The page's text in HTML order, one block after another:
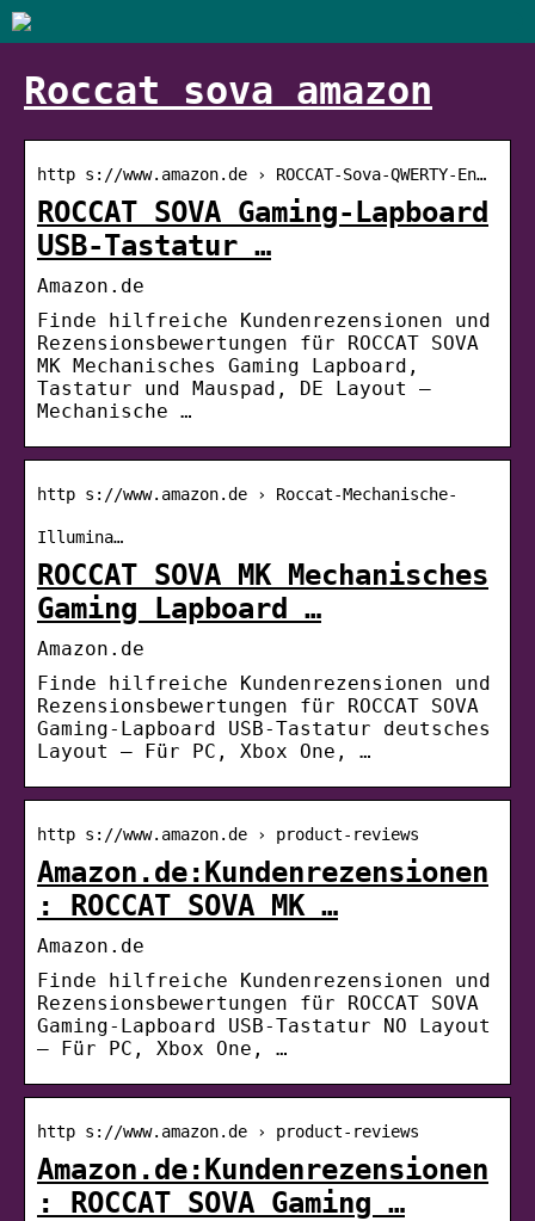
Roccat sova amazon
http s://www.amazon.de › ROCCAT-Sova-QWERTY-En…
ROCCAT SOVA Gaming-Lapboard
USB-Tastatur …
Amazon.de
Finde hilfreiche Kundenrezensionen und
Rezensionsbewertungen für ROCCAT SOVA
MK Mechanisches Gaming Lapboard,
Tastatur und Mauspad, DE Layout –
Mechanische …
http s://www.amazon.de › Roccat-Mechanische-
Illumina…
ROCCAT SOVA MK Mechanisches
Gaming Lapboard …
Amazon.de
Finde hilfreiche Kundenrezensionen und
Rezensionsbewertungen für ROCCAT SOVA
Gaming-Lapboard USB-Tastatur deutsches
Layout – Für PC, Xbox One, …
http s://www.amazon.de › product-reviews
Amazon.de:Kundenrezensionen
: ROCCAT SOVA MK …
Amazon.de
Finde hilfreiche Kundenrezensionen und
Rezensionsbewertungen für ROCCAT SOVA
Gaming-Lapboard USB-Tastatur NO Layout
– Für PC, Xbox One, …
http s://www.amazon.de › product-reviews
Amazon.de:Kundenrezensionen
: ROCCAT SOVA Gaming …